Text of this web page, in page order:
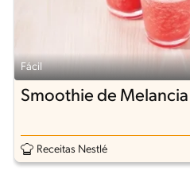
Fácil
Smoothie de Melancia
Receitas Nestlé